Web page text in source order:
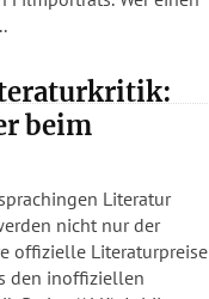
beim
Literatur
nicht nur der
offizielle Literaturpreise
den inoffiziellen